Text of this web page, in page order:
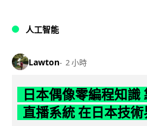
人工智能
Lawton 2 小時
日本偶像零編程知識
直播系統 在日本技